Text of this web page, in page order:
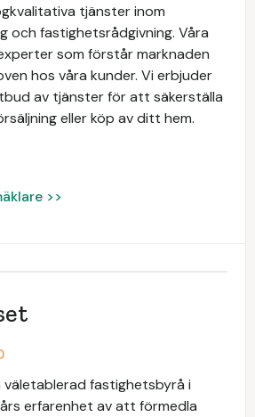
tjänster inom
och fastighetsrådgivning. Våra
som förstår marknaden
hos våra kunder. Vi erbjuder
av tjänster för att säkerställa
eller köp av ditt hem.
>>
väletablerad fastighetsbyrå i
erfarenhet av att förmedla